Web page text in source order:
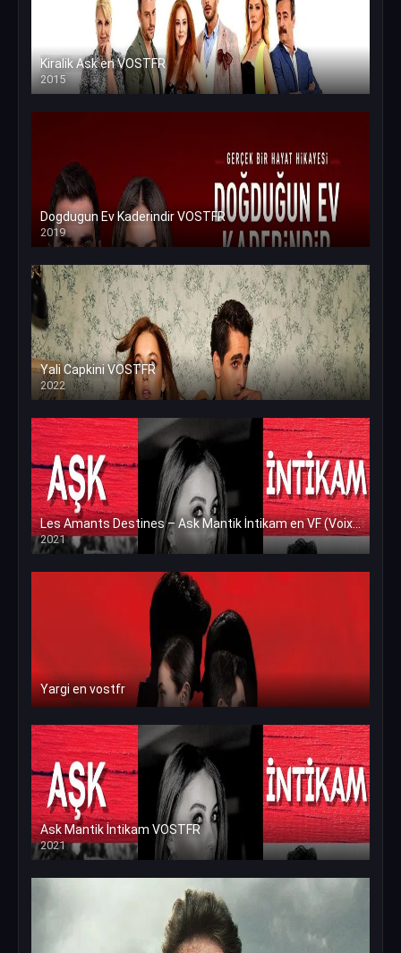
Kiralik Ask en VOSTFR
2015
Dogdugun Ev Kaderindir VOSTFR
2019
Yali Capkini VOSTFR
2022
Les Amants Destines – Ask Mantik İntikam en VF (Voix Francaise)
2021
Yargi en vostfr
Ask Mantik İntikam VOSTFR
2021